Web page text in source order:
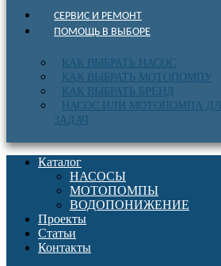
СЕРВИС И РЕМОНТ
ПОМОЩЬ В ВЫБОРЕ
КАК ВЫБРАТЬ НАСОС
КАК ВЫБРАТЬ МОТОПОМПУ
КАК ВЫБРАТЬ БРЕНД
НАСОС ИЛИ МОТОПОМПА
ЗАДАЧ
Каталог
НАСОСЫ
МОТОПОМПЫ
ВОДОПОНИЖЕНИЕ
Проекты
Статьи
Контакты